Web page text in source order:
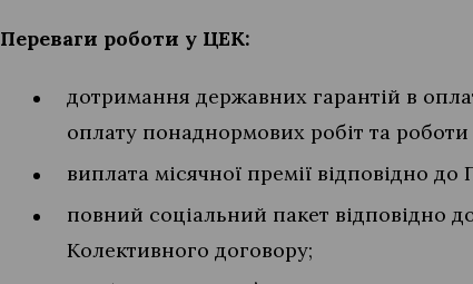
Переваги роботи у ЦЕК:
дотримання державних гарантій в
оплату понаднормових робіт та
виплата місячної премії відповідно
повний соціальний пакет відповідно
Колективного договору;